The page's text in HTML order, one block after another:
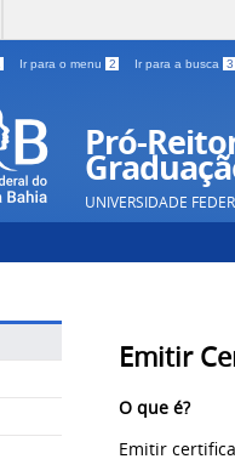
Ir para o menu 2 Ir para a busca 3
Pró-
UNIVERSIDADE
Emitir
O que é?
Emitir